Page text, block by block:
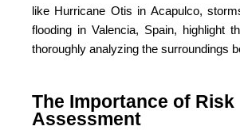
like Hurricane Otis in Acapulco,
flooding in Valencia, Spain, highlight
thoroughly analyzing the surroundings
The Importance of Risk
Assessment